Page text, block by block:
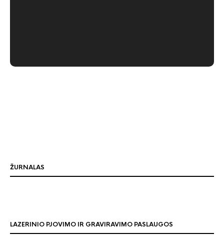
ŽURNALAS
LAZERINIO PJOVIMO IR GRAVIRAVIMO PASLAUGOS